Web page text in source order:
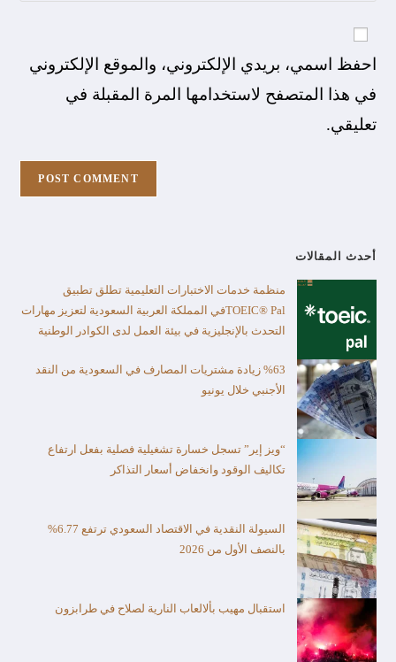
احفظ اسمي، بريدي الإلكتروني، والموقع الإلكتروني
في هذا المتصفح لاستخدامها المرة المقبلة في
تعليقي.
أحدث المقالات
منظمة خدمات الاختبارات التعليمية تطلق تطبيق
TOEIC® Palفي المملكة العربية السعودية لتعزيز مهارات
التحدث بالإنجليزية في بيئة العمل لدى الكوادر الوطنية
%63 زيادة مشتريات المصارف في السعودية من النقد
الأجنبي خلال يونيو
“ويز إير” تسجل خسارة تشغيلية فصلية بفعل ارتفاع
تكاليف الوقود وانخفاض أسعار التذاكر
السيولة النقدية في الاقتصاد السعودي ترتفع 6.77%
بالنصف الأول من 2026
استقبال مهيب بألالعاب النارية لصلاح في طرابزون